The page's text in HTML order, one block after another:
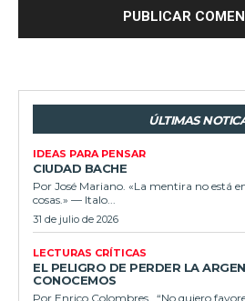
ÚLTIMAS
IDEAS PARA PENSAR
CIUDAD BACHE
Por José Mariano. «La mentira no está
cosas.» — Italo...
31 de julio de 2026
LECTURAS CRÍTICAS
EL PELIGRO DE PERDER LA
CONOCEMOS
Por Enrico Colombres. “No quiero favores en perjuicio de mi país;